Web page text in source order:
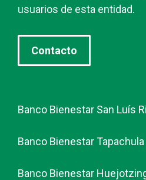
usuarios de esta entidad.
Contacto
Banco Bienestar San Luís
Banco Bienestar Tapachula
Banco Bienestar